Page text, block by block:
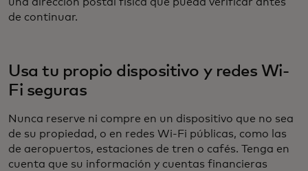
de continuar.
Usa tu propio dispositivo y redes Wi-
Fi seguras
Nunca reserve ni compre en un dispositivo que no sea
de su propiedad, o en redes Wi-Fi públicas, como las
de aeropuertos, estaciones de tren o cafés. Tenga en
cuenta que su información y cuentas financieras